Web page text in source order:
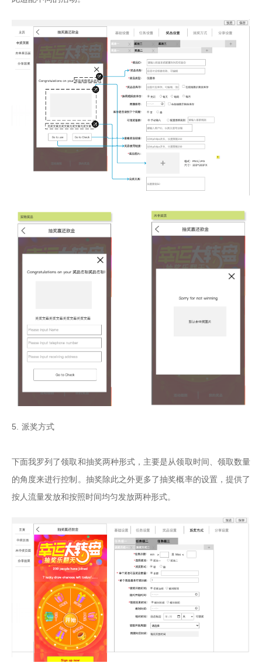
5. 派奖方式
下面我罗列了领取和抽奖两种形式，主要是从领取时间、领取数量
的角度来进行控制。抽奖除此之外更多了抽奖概率的设置，提供了
按人流量发放和按照时间均匀发放两种形式。